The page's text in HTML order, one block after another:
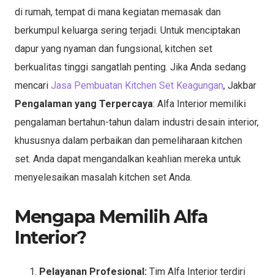
di rumah, tempat di mana kegiatan memasak dan
berkumpul keluarga sering terjadi. Untuk menciptakan
dapur yang nyaman dan fungsional, kitchen set
berkualitas tinggi sangatlah penting. Jika Anda sedang
mencari Jasa Pembuatan Kitchen Set Keagungan, Jakbar
Pengalaman yang Terpercaya: Alfa Interior memiliki
pengalaman bertahun-tahun dalam industri desain interior,
khususnya dalam perbaikan dan pemeliharaan kitchen
set. Anda dapat mengandalkan keahlian mereka untuk
menyelesaikan masalah kitchen set Anda.
Mengapa Memilih Alfa
Interior?
Pelayanan Profesional: Tim Alfa Interior terdiri